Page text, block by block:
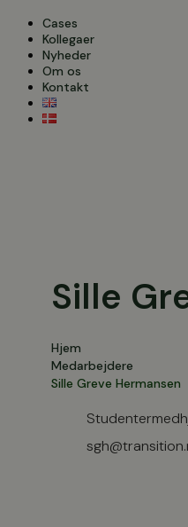
Cases
Kollegaer
Nyheder
Om os
Kontakt
Sille
Hjem
Medarbejdere
Sille Greve Hermansen